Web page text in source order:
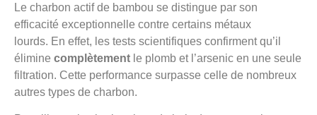
Le charbon actif de bambou se distingue par son
efficacité exceptionnelle contre certains métaux
lourds. En effet, les tests scientifiques confirment qu’il
élimine complètement le plomb et l’arsenic en une seule
filtration. Cette performance surpasse celle de nombreux
autres types de charbon.